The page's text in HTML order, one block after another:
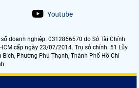
Youtube
số doanh nghiệp: 0312866570 do Sở Tài Chính
cấp ngày 23/07/2014. Trụ sở chính: 51 Lũy
Bích, Phường Phú Thạnh, Thành Phố Hồ Chí